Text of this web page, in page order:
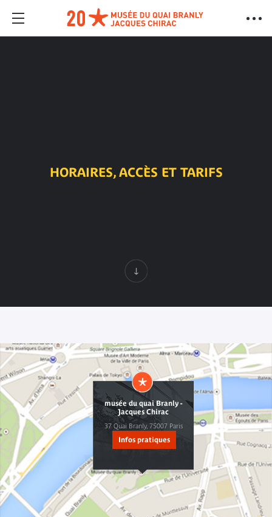
HORAIRES, ACCÈS ET TARIFS
pratiques
musée du quai Branly -
Jacques Chirac
37 Quai Branly, 75007 Paris
Infos pratiques